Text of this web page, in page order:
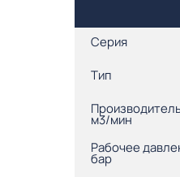
Серия
Тип
м3/мин
Рабочее
бар